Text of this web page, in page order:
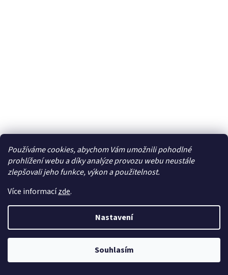
Používáme cookies, abychom Vám umožnili pohodlné
prohlížení webu a díky analýze provozu webu neustále
zlepšovali jeho funkce, výkon a použitelnost.
Více informacízde.
Nastavení
Souhlasím
x CREE LED BAU15S 12-24V, 30W (6x5W) bílá -
370 Kč
Nová generace LED autožárovek s paticí BAU15S, bílá, 6x
super svítivý LED čip CREE XBD 5 W + rozptylová krycí čočka.